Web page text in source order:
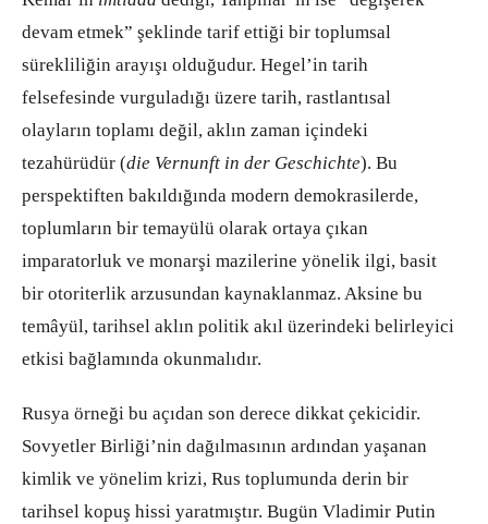
devam etmek” şeklinde tarif ettiği bir toplumsal
sürekliliğin arayışı olduğudur. Hegel’in tarih
felsefesinde vurguladığı üzere tarih, rastlantısal
olayların toplamı değil, aklın zaman içindeki
tezahürüdür (die Vernunft in der Geschichte). Bu
perspektiften bakıldığında modern demokrasilerde,
toplumların bir temayülü olarak ortaya çıkan
imparatorluk ve monarşi mazilerine yönelik ilgi, basit
bir otoriterlik arzusundan kaynaklanmaz. Aksine bu
temâyül, tarihsel aklın politik akıl üzerindeki belirleyici
etkisi bağlamında okunmalıdır.
Rusya örneği bu açıdan son derece dikkat çekicidir.
Sovyetler Birliği’nin dağılmasının ardından yaşanan
kimlik ve yönelim krizi, Rus toplumunda derin bir
tarihsel kopuş hissi yaratmıştır. Bugün Vladimir Putin